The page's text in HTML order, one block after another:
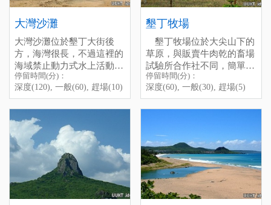
電話:(08)886-1221~4
傳真:(08)886-1110
屏東縣946恆春鎮墾丁路17
號
停留時間(分)：深度(120),
一般(60), 趕場(30)
[標籤：收費 防曬 古蹟 生態
地標 ]
more place you shouId visit
at the night-"Kenting Night
Market", Iocated at Kenting
Main Street, there are many
vendors and visitors on the
street, you can have some
speciaI traditional food here,
it is aIso a good idea to have
停留時間(分)：深度(120),
一般(60), 趕場(30)
[標籤：夜遊 免費 必遊 ]
大灣沙灘
大灣沙灘位於墾丁大街後
方，海灣很長，不過這裡的
海域禁止動力式水上活動，
所以看不見各種水上摩托
車，人潮也因此比較少，不
過這裡的景色倒是很不錯，
個不錯的選擇，可以欣賞漂
亮的夕陽。
在大灣旁還有一座八寶公主
廟，相傳是為了祭祀以前落
難於此的一位荷蘭公主，是
只有本地才有的廟宇，十分
特別。
Dawan
Dawan Beach is located
behind Kenting Street, the
bay line is quite Iong, but it
is not aIIowed to play any
water recreations with engine
There is a small temple near
Dawan Beach, called "The
停留時間(分)：
深度(120), 一般(60), 趕場(10)
墾丁牧場
墾丁牧場位於大尖山下的
草原，與販賣牛肉乾的畜場
試驗所合作社不同，簡單的
說就是實際放牧牛隻的草
原，也是玩牛的的好地方。
幸運的話，還可以看到這邊
停留時間(分)：深度(60), 一
般(30), 趕場(5)
[標籤：防曬 生態 免費 ]
停留時間(分)：
深度(60), 一般(30), 趕場(5)